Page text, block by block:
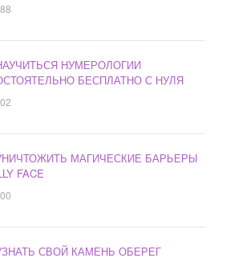
НУМЕРОЛОГИИ
БЕСПЛАТНО С НУЛЯ
МАГИЧЕСКИЕ БАРЬЕРЫ
FACE
СВОЙ КАМЕНЬ ОБЕРЕГ